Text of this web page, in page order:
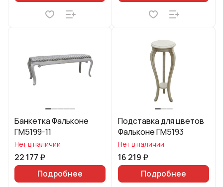
Банкетка Фальконе
ГМ5199-11
Нет в наличии
22 177 ₽
Подробнее
Подставка для цветов
Фальконе ГМ5193
Нет в наличии
16 219 ₽
Подробнее